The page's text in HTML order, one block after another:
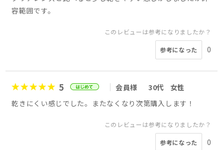
容範囲です。
このレビューは参考になりましたか？
参考になった 0
5 会員様 30代
女性
乾きにくい感じでした。またなくなり次第購入します！
このレビューは参考になりましたか？
参考になった 0